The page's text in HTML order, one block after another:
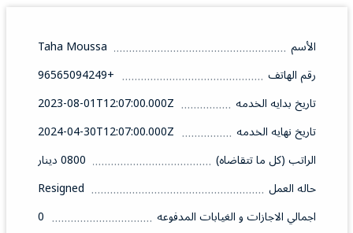
الأسم
Taha Moussa
رقم الهاتف
+96565094249
تاريخ بدايه الخدمه
2023-08-01T12:07:00.000Z
تاريخ نهايه الخدمه
2024-04-30T12:07:00.000Z
الراتب (كل ما تتقاضاه)
0800 دينار
حاله العمل
Resigned
اجمالي الاجازات و الغيابات المدفوعه
0